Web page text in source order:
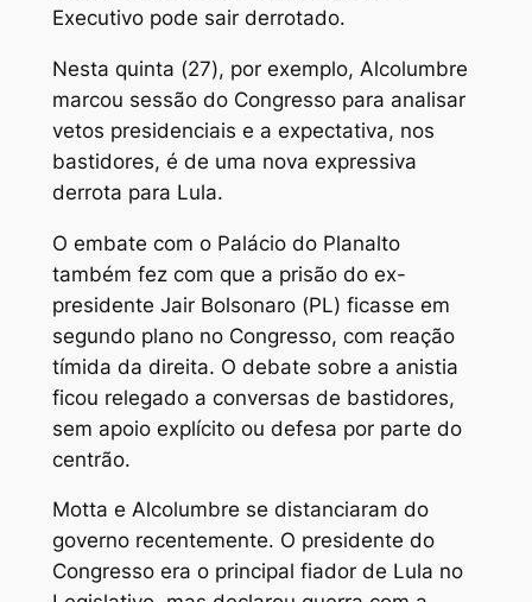
Executivo pode sair derrotado.
Nesta quinta (27), por exemplo, Alcolumbre
marcou sessão do Congresso para analisar
vetos presidenciais e a expectativa, nos
bastidores, é de uma nova expressiva
derrota para Lula.
O embate com o Palácio do Planalto
também fez com que a prisão do ex-
presidente Jair Bolsonaro (PL) ficasse em
segundo plano no Congresso, com reação
tímida da direita. O debate sobre a anistia
ficou relegado a conversas de bastidores,
sem apoio explícito ou defesa por parte do
centrão.
Motta e Alcolumbre se distanciaram do
governo recentemente. O presidente do
Congresso era o principal fiador de Lula no